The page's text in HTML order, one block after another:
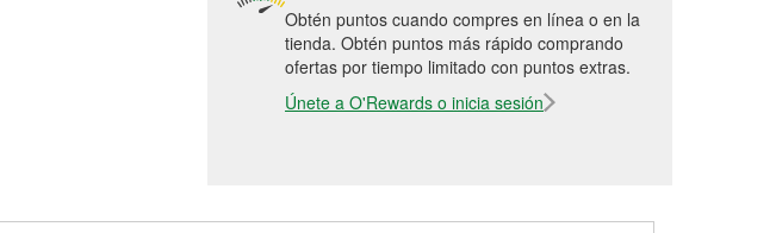
Obtén puntos cuando compres en línea o en la
tienda. Obtén puntos más rápido comprando
ofertas por tiempo limitado con puntos extras.
Únete a O'Rewards o inicia sesión